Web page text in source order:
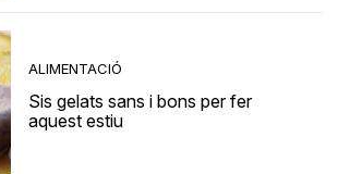
ALIMENTACIÓ
Sis gelats sans i bons per fer
aquest estiu